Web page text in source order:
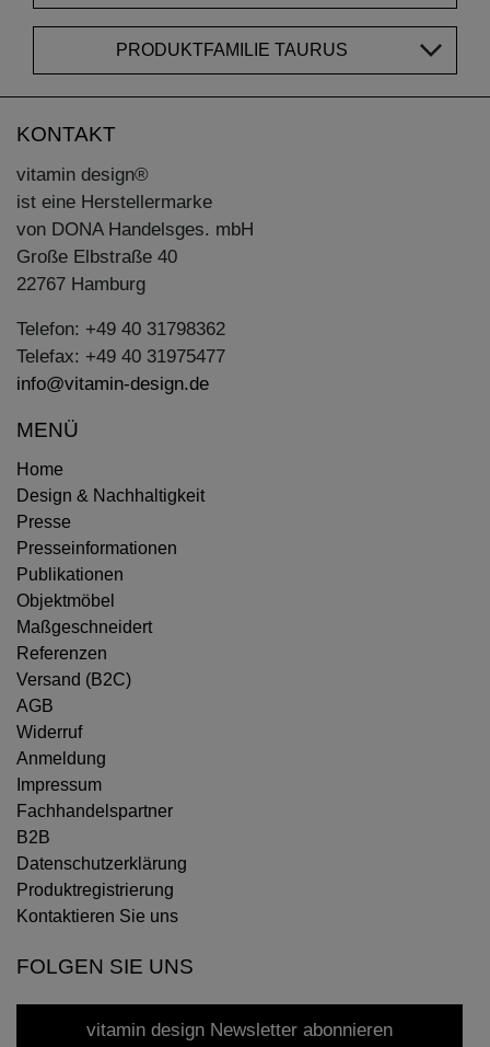
PRODUKTFAMILIE TAURUS
KONTAKT
vitamin design®
ist eine Herstellermarke
von DONA Handelsges. mbH
Große Elbstraße 40
22767 Hamburg
Telefon: +49 40 31798362
Telefax: +49 40 31975477
info@vitamin-design.de
MENÜ
Home
Design & Nachhaltigkeit
Presse
Presseinformationen
Publikationen
Objektmöbel
Maßgeschneidert
Referenzen
Versand (B2C)
AGB
Widerruf
Anmeldung
Impressum
Fachhandelspartner
B2B
Datenschutzerklärung
Produktregistrierung
Kontaktieren Sie uns
FOLGEN SIE UNS
vitamin design Newsletter abonnieren